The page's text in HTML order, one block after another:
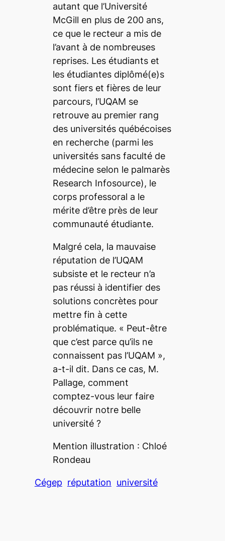
autant que l’Université
McGill en plus de 200 ans,
ce que le recteur a mis de
l’avant à de nombreuses
reprises. Les étudiants et
les étudiantes diplômé(e)s
sont fiers et fières de leur
parcours, l’UQAM se
retrouve au premier rang
des universités québécoises
en recherche (parmi les
universités sans faculté de
médecine selon le palmarès
Research Infosource), le
corps professoral a le
mérite d’être près de leur
communauté étudiante.
Malgré cela, la mauvaise
réputation de l’UQAM
subsiste et le recteur n’a
pas réussi à identifier des
solutions concrètes pour
mettre fin à cette
problématique. « Peut-être
que c’est parce qu’ils ne
connaissent pas l’UQAM »,
a-t-il dit. Dans ce cas, M.
Pallage, comment
comptez-vous leur faire
découvrir notre belle
université ?
Mention illustration : Chloé
Rondeau
Cégep réputation université